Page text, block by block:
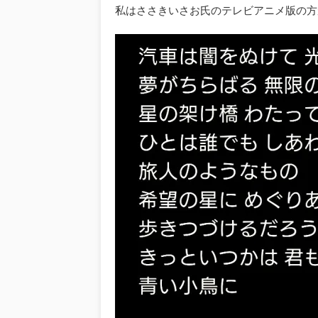
私はささきいさお氏のテレビアニメ版の